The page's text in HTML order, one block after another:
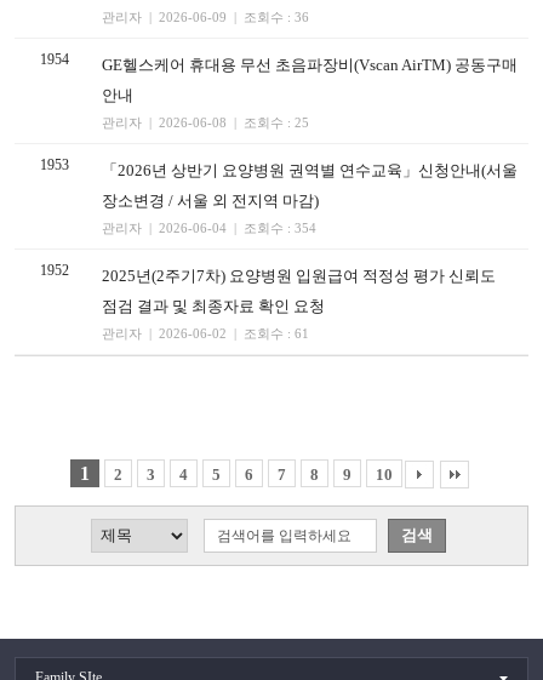
관리자 | 2026-06-09 | 조회수 : 36
1954
GE헬스케어 휴대용 무선 초음파장비(Vscan AirTM) 공동구매
안내
관리자 | 2026-06-08 | 조회수 : 25
1953
「2026년 상반기 요양병원 권역별 연수교육」신청안내(서울
장소변경 / 서울 외 전지역 마감)
관리자 | 2026-06-04 | 조회수 : 354
1952
2025년(2주기7차) 요양병원 입원급여 적정성 평가 신뢰도
점검 결과 및 최종자료 확인 요청
관리자 | 2026-06-02 | 조회수 : 61
1 2 3 4 5 6 7 8 9 10